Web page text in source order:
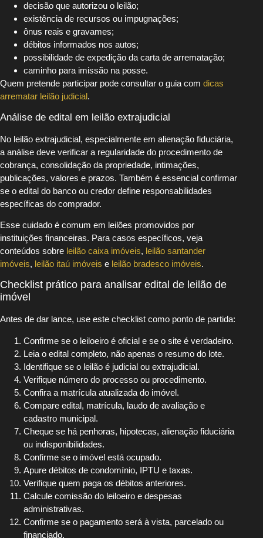
decisão que autorizou o leilão;
existência de recursos ou impugnações;
ônus reais e gravames;
débitos informados nos autos;
possibilidade de expedição da carta de arrematação;
caminho para imissão na posse.
Quem pretende participar pode consultar o guia com dicas
arrematar leilão judicial.
Análise de edital em leilão extrajudicial
No leilão extrajudicial, especialmente em alienação fiduciária,
a análise deve verificar a regularidade do procedimento de
cobrança, consolidação da propriedade, intimações,
publicações, valores e prazos. Também é essencial confirmar
se o edital do banco ou credor define responsabilidades
específicas do comprador.
Esse cuidado é comum em leilões promovidos por
instituições financeiras. Para casos específicos, veja
conteúdos sobre leilão caixa imóveis, leilão santander
imóveis, leilão itaú imóveis e leilão bradesco imóveis.
Checklist prático para analisar edital de leilão de
imóvel
Antes de dar lance, use este checklist como ponto de partida:
Confirme se o leiloeiro é oficial e se o site é verdadeiro.
Leia o edital completo, não apenas o resumo do lote.
Identifique se o leilão é judicial ou extrajudicial.
Verifique número do processo ou procedimento.
Confira a matrícula atualizada do imóvel.
Compare edital, matrícula, laudo de avaliação e
cadastro municipal.
Cheque se há penhoras, hipotecas, alienação fiduciária
ou indisponibilidades.
Confirme se o imóvel está ocupado.
Apure débitos de condomínio, IPTU e taxas.
Verifique quem paga os débitos anteriores.
Calcule comissão do leiloeiro e despesas
administrativas.
Confirme se o pagamento será à vista, parcelado ou
financiado.